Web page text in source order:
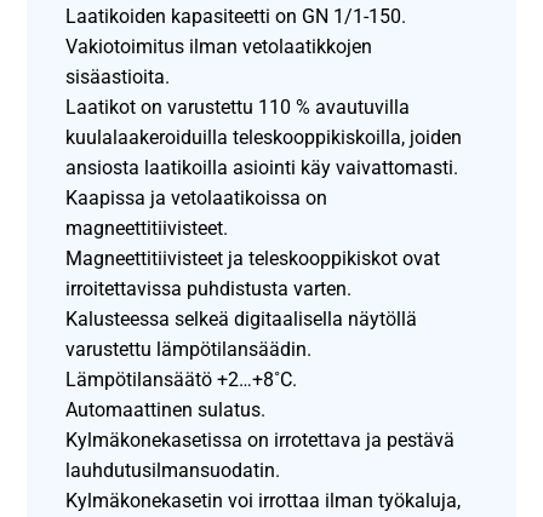
Laatikoiden kapasiteetti on GN 1/1-150.
Vakiotoimitus ilman vetolaatikkojen
sisäastioita.
Laatikot on varustettu 110 % avautuvilla
kuulalaakeroiduilla teleskooppikiskoilla, joiden
ansiosta laatikoilla asiointi käy vaivattomasti.
Kaapissa ja vetolaatikoissa on
magneettitiivisteet.
Magneettitiivisteet ja teleskooppikiskot ovat
irroitettavissa puhdistusta varten.
Kalusteessa selkeä digitaalisella näytöllä
varustettu lämpötilansäädin.
Lämpötilansäätö +2…+8˚C.
Automaattinen sulatus.
Kylmäkonekasetissa on irrotettava ja pestävä
lauhdutusilmansuodatin.
Kylmäkonekasetin voi irrottaa ilman työkaluja,